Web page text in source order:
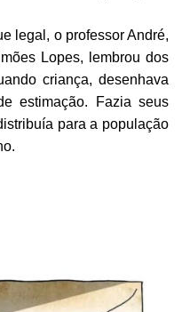
legal, o professor André,
Lopes, lembrou dos
criança, desenhava
estimação. Fazia seus
para a população